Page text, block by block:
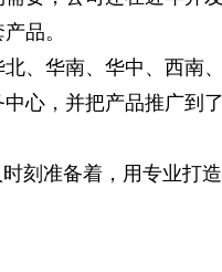
品。
、华南、华中、西南
心，并把产品推广到
刻准备着，用专业打造